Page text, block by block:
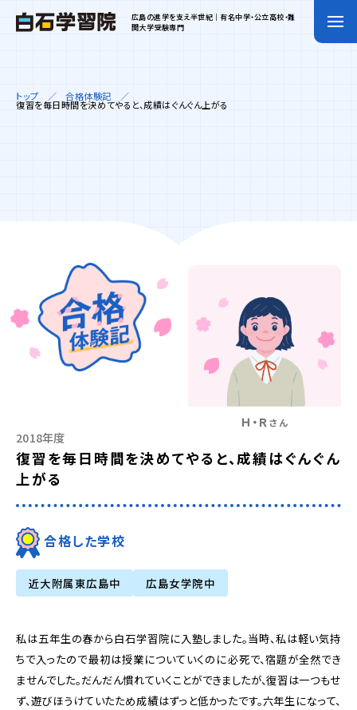
広島の進学を支え半世紀｜有名中学・公立高校・難
関大学受験専門
トップ 合格体験記
復習を毎日時間を決めてやると、成績はぐんぐん上がる
Ｈ・Ｒ さん
2018年度
復習を毎日時間を決めてやると、成績はぐんぐん
上がる
合格した学校
近大附属東広島中 広島女学院中
私は五年生の春から白石学習院に入塾しました。当時、私は軽い気持
ちで入ったので最初は授業についていくのに必死で、宿題が全然でき
ませんでした。だんだん慣れていくことができましたが、復習は一つもせ
ず、遊びほうけていたため成績はずっと低かったです。六年生になって、